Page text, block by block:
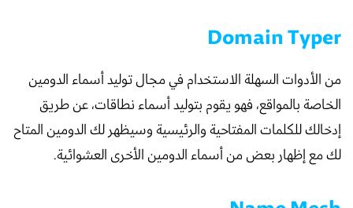
Domain Typer
من الأدوات السهلة الاستخدام في مجال توليد أسماء الدومين
الخاصة بالمواقع، فهو يقوم بتوليد أسماء نطاقات، عن طريق
إدخالك للكلمات المفتاحية والرئيسية وسيظهر لك الدومين المتاح
لك مع إظهار بعض من أسماء الدومين الأخرى العشوائية.